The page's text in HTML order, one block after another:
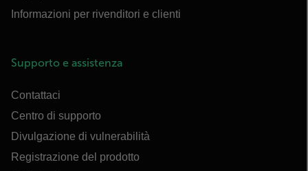
Informazioni per rivenditori e clienti
Supporto e assistenza
Contattaci
Centro di supporto
Divulgazione di vulnerabilità
Registrazione del prodotto